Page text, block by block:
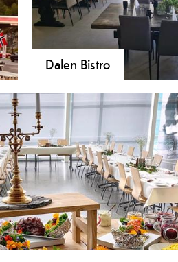
sett heile året.
Dalen Bistro
Dalen Bistro – spisestedet
sentrum av Dalen - tilbyr et
utvalg av kvalitetsmat med
lokale råvarer. Dalen Bistro
Stefan Mayrhofer som har
i restaurantbransjen. Han
bred meny der alle vil finne